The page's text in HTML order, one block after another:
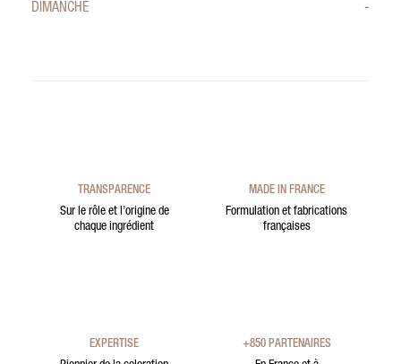
DIMANCHE
-
TRANSPARENCE
Sur le rôle et l’origine de
chaque ingrédient
MADE IN FRANCE
Formulation et fabrications
françaises
EXPERTISE +850 PARTENAIRES